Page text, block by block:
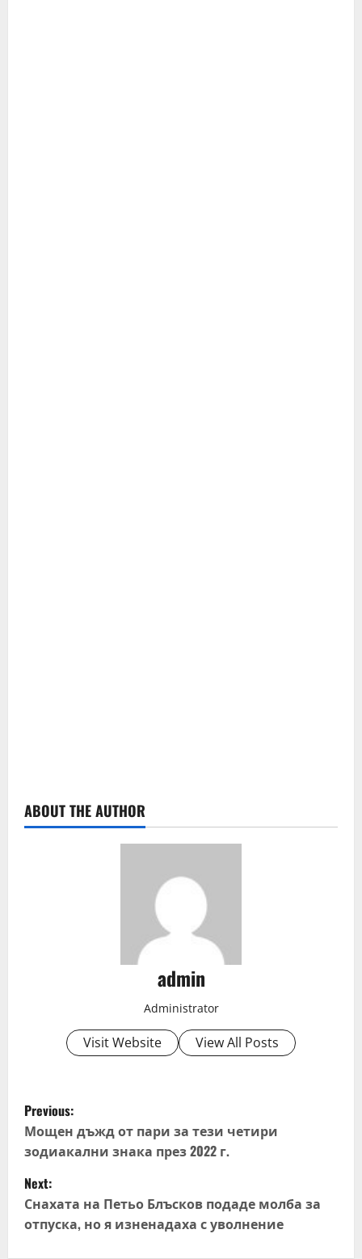
ABOUT THE AUTHOR
admin
Administrator
Visit Website View All Posts
P
o
s
t
n
Previous:
Мощен дъжд от пари за тези четири
зодиакални знака през 2022 г.
Next:
Снахата на Петьо Блъсков подаде молба за
отпуска, но я изненадаха с уволнение